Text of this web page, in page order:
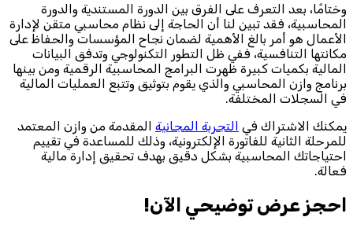
وختامًا، بعد التعرف على الفرق بين الدورة المستندية والدورة
المحاسبية، فقد تبين لنا أن الحاجة إلى نظام محاسبي متقن لإدارة
الأعمال هو أمر بالغ الأهمية لضمان نجاح المؤسسات والحفاظ على
مكانتها التنافسية، ففي ظل التطور التكنولوجي وتدفق البيانات
المالية بكميات كبيرة ظهرت البرامج المحاسبية الرقمية ومن بينها
برنامج وازن المحاسبي والذي يقوم بتوثيق وتتبع العمليات المالية
في السجلات المختلفة.
يمكنك الاشتراك في التجربة المجانية المقدمة من وازن المعتمد
للمرحلة الثانية للفاتورة الإلكترونية، وذلك للمساعدة في تقييم
احتياجاتك المحاسبية بشكل دقيق بهدف تحقيق إدارة مالية
فعالة.
احجز‎ عرض توضيحي الآن!